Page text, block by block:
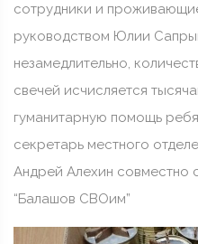
сотрудники и
руководством Юлии
незамедлительно,
свечей исчисляется
гуманитарную помощь
секретарь местного
Андрей Алехин совместно
“Балашов СВОим”